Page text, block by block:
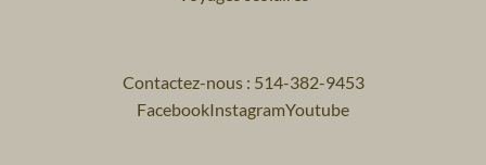
Contactez-nous : 514-382-9453
FacebookInstagramYoutube